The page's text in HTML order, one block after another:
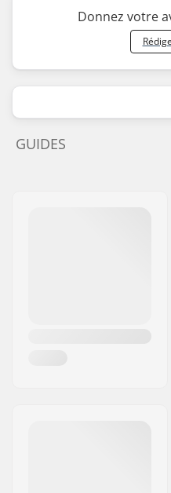
Donnez votre
GUIDES